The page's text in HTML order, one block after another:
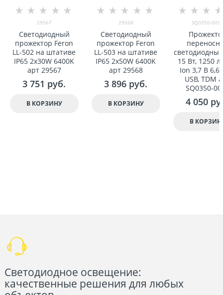
29567
Светодиодный
прожектор Feron
LL-502 на штативе
IP65 2x30W 6400K
арт 29567
3 751 руб.
В КОРЗИНУ
29568
Светодиодный
прожектор Feron
LL-503 на штативе
IP65 2x50W 6400K
арт 29568
3 896 руб.
В КОРЗИНУ
SQ0350-0055
15 Вт, 1250
Ion 3,7 B 6,6
USB, TDM
SQ0350-
4 050
В
Светодиодное освещение:
качественные решения для любых